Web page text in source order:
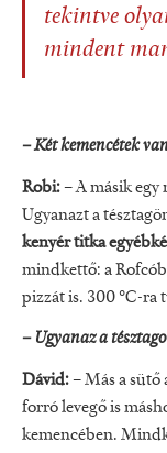
tekintve
mindent
– Két kemencétek
Robi:– A másik egy
Ugyanazt a
kenyér titka
mindkettő: a
pizzát is. 300 °C-ra
– Ugyanaz a
Dávid:– Más a sütő
forró levegő is
kemencében.